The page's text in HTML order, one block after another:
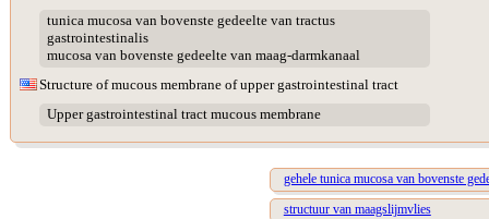
tunica mucosa van bovenste gedeelte van tractus
gastrointestinalis
mucosa van bovenste gedeelte van maag-darmkanaal
Structure of mucous membrane of upper gastrointestinal tract
Upper gastrointestinal tract mucous membrane
gehele tunica mucosa van bovenste
structuur van maagslijmvlies